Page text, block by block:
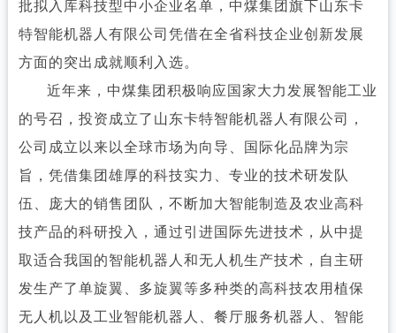
批拟入库科技型中小企业名单，中煤集团旗下山东卡
特智能机器人有限公司凭借在全省科技企业创新发展
方面的突出成就顺利入选。
近年来，中煤集团积极响应国家大力发展智能工业
的号召，投资成立了山东卡特智能机器人有限公司，
公司成立以来以全球市场为向导、国际化品牌为宗
旨，凭借集团雄厚的科技实力、专业的技术研发队
伍、庞大的销售团队，不断加大智能制造及农业高科
技产品的科研投入，通过引进国际先进技术，从中提
取适合我国的智能机器人和无人机生产技术，自主研
发生产了单旋翼、多旋翼等多种类的高科技农用植保
无人机以及工业智能机器人、餐厅服务机器人、智能